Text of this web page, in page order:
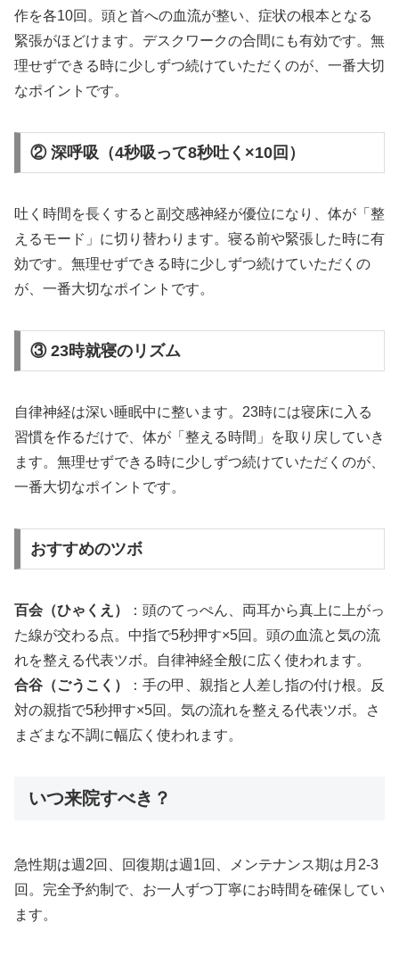
作を各10回。頭と首への血流が整い、症状の根本となる
緊張がほどけます。デスクワークの合間にも有効です。無
理せずできる時に少しずつ続けていただくのが、一番大切
なポイントです。
② 深呼吸（4秒吸って8秒吐く×10回）
吐く時間を長くすると副交感神経が優位になり、体が「整
えるモード」に切り替わります。寝る前や緊張した時に有
効です。無理せずできる時に少しずつ続けていただくの
が、一番大切なポイントです。
③ 23時就寝のリズム
自律神経は深い睡眠中に整います。23時には寝床に入る
習慣を作るだけで、体が「整える時間」を取り戻していき
ます。無理せずできる時に少しずつ続けていただくのが、
一番大切なポイントです。
おすすめのツボ
百会（ひゃくえ）
：頭のてっぺん、両耳から真上に上がっ
た線が交わる点。中指で5秒押す×5回。頭の血流と気の流
れを整える代表ツボ。自律神経全般に広く使われます。
合谷（ごうこく）
：手の甲、親指と人差し指の付け根。反
対の親指で5秒押す×5回。気の流れを整える代表ツボ。さ
まざまな不調に幅広く使われます。
いつ来院すべき？
急性期は週2回、回復期は週1回、メンテナンス期は月2-3
回。完全予約制で、お一人ずつ丁寧にお時間を確保してい
ます。